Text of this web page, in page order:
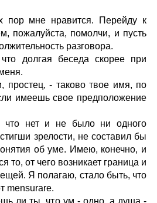
пор мне нравится. Перейду к
пожалуйста, помолчи, и пусть
разговора.
долгая беседа скорее при
простец, - таково твое имя, по
имеешь свое предположение
что нет и не было ни одного
зрелости, не составил бы
об уме. Имею, конечно, и
то, от чего возникает граница и
Я полагаю, стало быть, что
mensurare.
ли ты, что ум - одно, а душа -